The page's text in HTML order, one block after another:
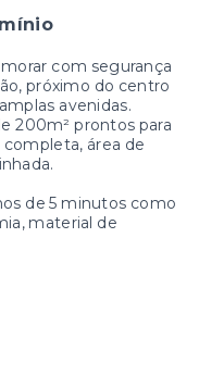
com segurança
próximo do centro
avenidas.
200m² prontos para
área de
de 5 minutos como
material de